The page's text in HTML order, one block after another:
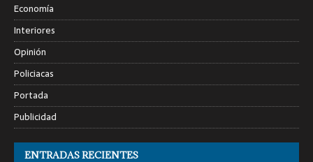
Economía
Interiores
Opinión
Policiacas
Portada
Publicidad
ENTRADAS RECIENTES